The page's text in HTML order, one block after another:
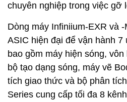
chuyên nghiệp trong việc gỡ
Dòng máy Infiniium-EXR và
ASIC hiện đại để vận hành
bao gồm máy hiện sóng,
bộ tạo dạng sóng, máy vẽ
tích giao thức và bộ phân
Series cung cấp tối đa 8